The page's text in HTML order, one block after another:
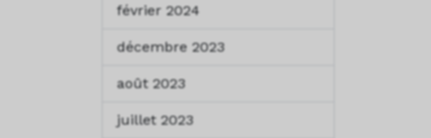
février 2024
décembre 2023
août 2023
juillet 2023